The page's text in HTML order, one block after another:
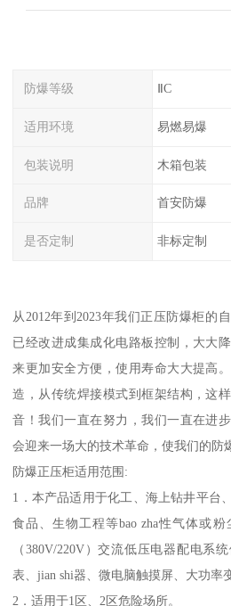
防爆等级 ⅡC
适用环境 易燃易爆
包装说明 木箱包装
品牌 首安防爆
是否定制 非标定制
从2012年到2023年我们正压防爆柜的
已经改进成集成化电路板控制，大大
来更加安全方便，使用寿命大大提高
造，从传统焊接模式到框架结构，这
音！我们一直在努力，我们一直在进
会迎来一场大的技术革命，使我们的防
防爆正压柜适用范围:
1．本产品适用于化工、海上钻井平台
食品、生物工程等bao zha性气体或
（380V/220V）交流低压电器配电系
表、jian shi器、微电脑触摸屏、大功率
2．适用于1区、2区危险场所。